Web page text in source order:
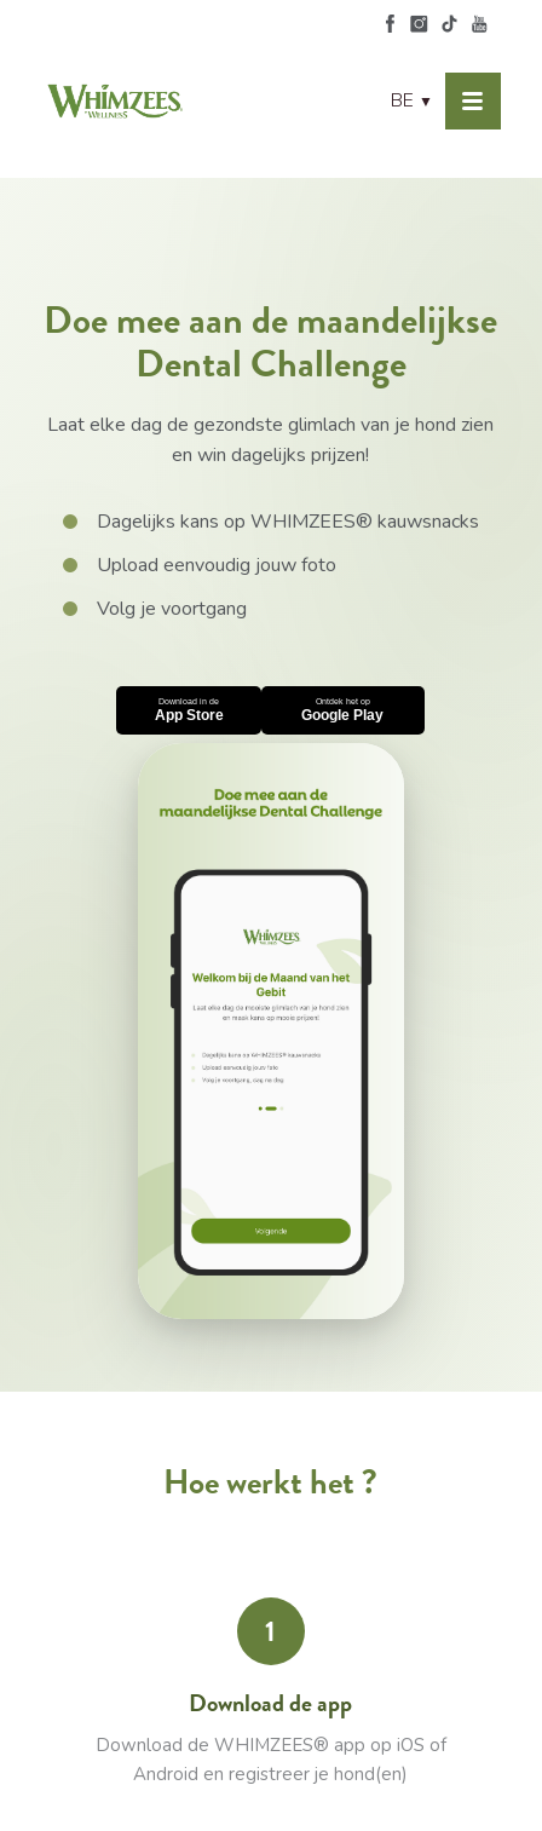
BE ▼
Doe mee aan de maandelijkse
Dental Challenge
Laat elke dag de gezondste glimlach van je hond zien
en win dagelijks prijzen!
Dagelijks kans op WHIMZEES® kauwsnacks
Upload eenvoudig jouw foto
Volg je voortgang
Download in de
App Store
Ontdek het op
Google Play
Hoe werkt het ?
1
Download de app
Download de WHIMZEES® app op iOS of
Android en registreer je hond(en)